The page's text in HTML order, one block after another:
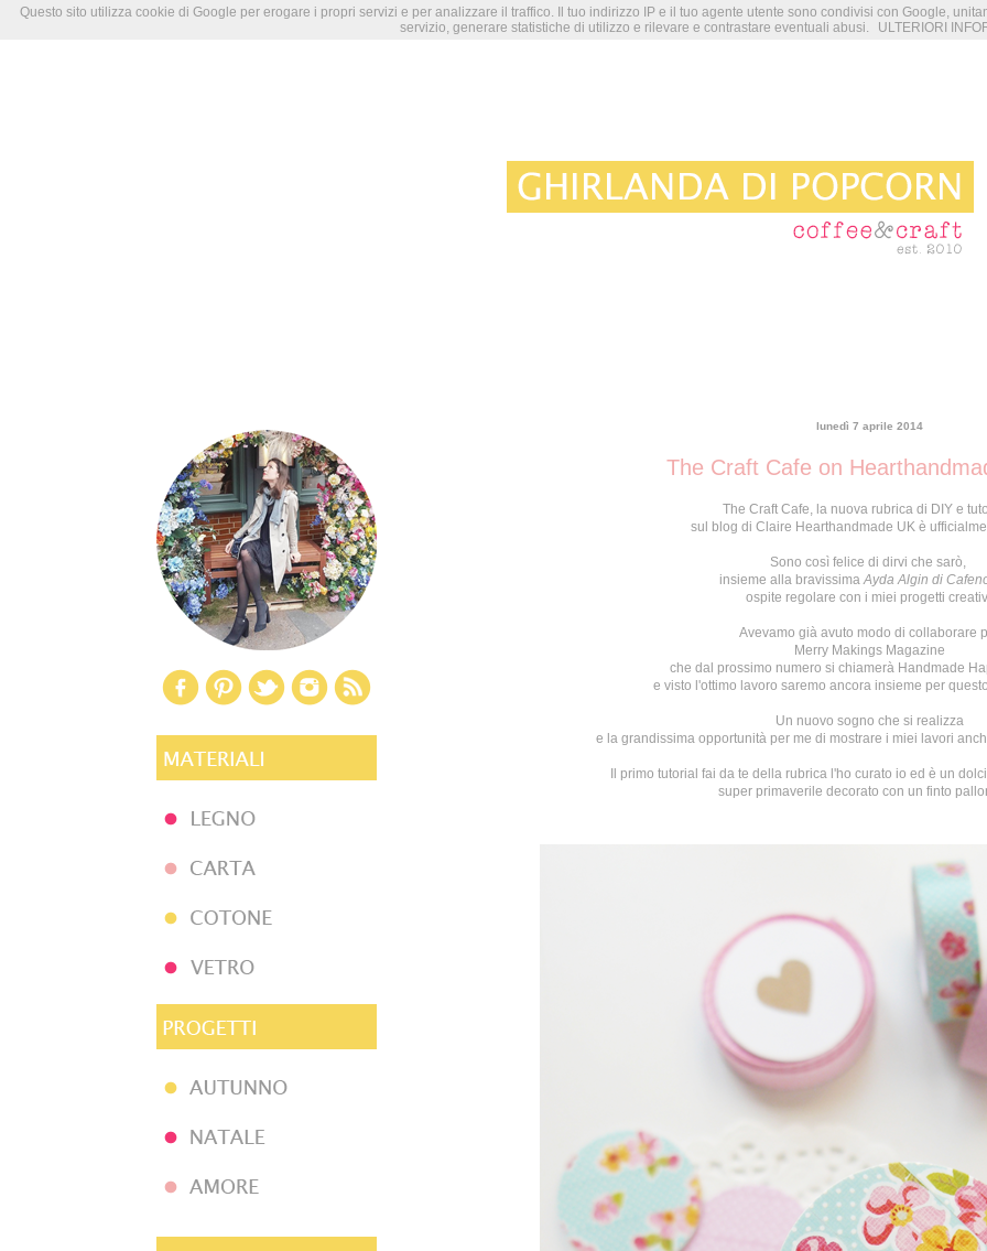
lunedì 7 aprile 2014
The Craft Cafe on
The Craft Cafe, la nuova rubrica di DIY e
sul blog di Claire Hearthandmade UKè
Sono così felice di dirvi che sarò,
insieme allabravissimaAyda Algin di
ospite regolare con i miei progetti
Avevamo già avuto modo di collaborare
Merry Makings Magazine
che dal prossimo numero si chiamerà Handmade
e visto l'ottimo lavoro saremo ancora insieme per
Un nuovo sogno che si realizza
e la grandissima opportunità per me di mostrare i miei lavori
Il primo tutorial fai da te della rubrica l'ho curato io ed è un
super primaverile decorato con un finto
Questo sito utilizza cookie di Google per erogare i propri servizi e per analizzare il traffico. Il tuo indirizzo IP e il tuo agente utente sono condivisi con Google,
servizio, generare statistiche di utilizzo e rilevare e contrastare eventuali abusi.
ULTERIORI